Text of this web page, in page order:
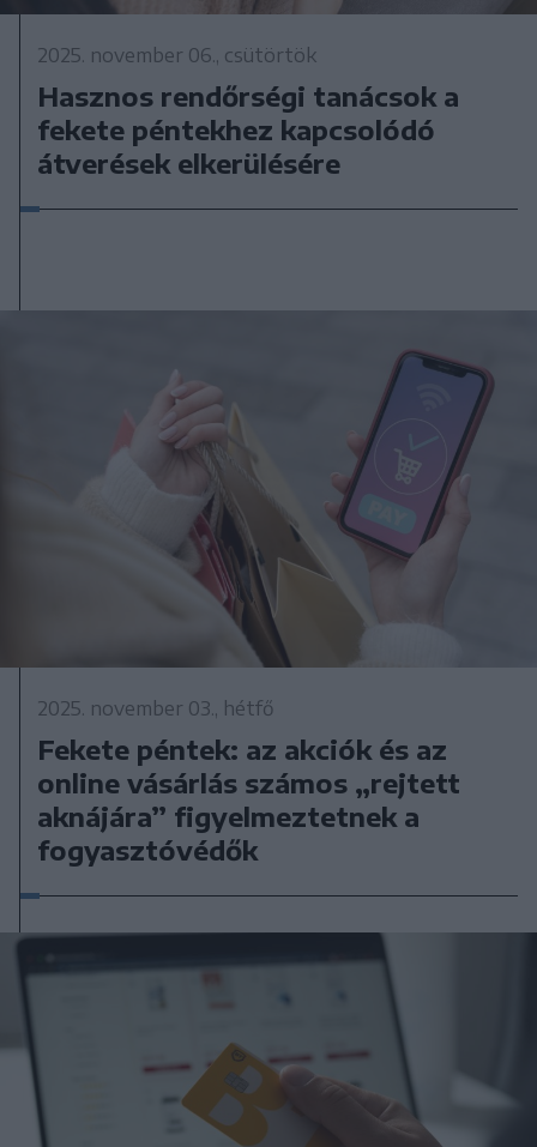
2025. november 06., csütörtök
Hasznos rendőrségi tanácsok a
fekete péntekhez kapcsolódó
átverések elkerülésére
2025. november 03., hétfő
Fekete péntek: az akciók és az
online vásárlás számos „rejtett
aknájára” figyelmeztetnek a
fogyasztóvédők